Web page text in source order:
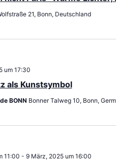
21, Bonn, Deutschland
als Kunstsymbol
um 17:30
BONN Bonner Talweg 10, Bonn,
11:00 - 9 März, 2025 um 16:00